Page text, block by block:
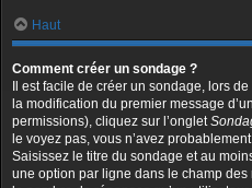
Haut
Comment créer un sondage ?
Il est facile de créer un sondage, lors
la modification du premier message
permissions), cliquez sur l’onglet
le voyez pas, vous n’avez
Saisissez le titre du sondage et au
une option par ligne dans le champ